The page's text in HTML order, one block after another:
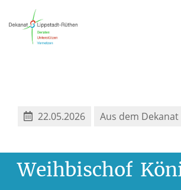
22.05.2026 Aus dem Dekanat
Weihbischof